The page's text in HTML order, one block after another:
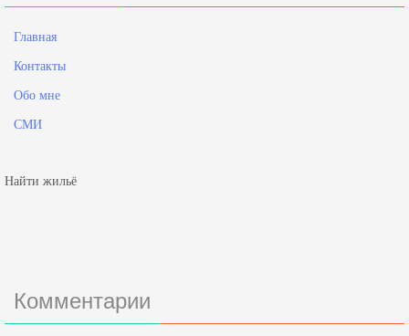
Главная
Контакты
Обо мне
СМИ
Найти жильё
Комментарии